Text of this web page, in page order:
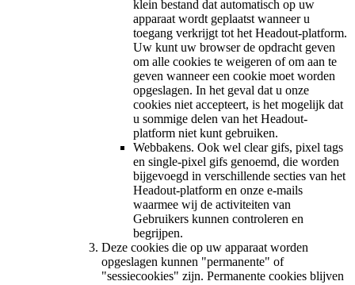
klein bestand dat automatisch op uw
apparaat wordt geplaatst wanneer u
toegang verkrijgt tot het Headout-platform.
Uw kunt uw browser de opdracht geven
om alle cookies te weigeren of om aan te
geven wanneer een cookie moet worden
opgeslagen. In het geval dat u onze
cookies niet accepteert, is het mogelijk dat
u sommige delen van het Headout-
platform niet kunt gebruiken.
Webbakens. Ook wel clear gifs, pixel tags
en single-pixel gifs genoemd, die worden
bijgevoegd in verschillende secties van het
Headout-platform en onze e-mails
waarmee wij de activiteiten van
Gebruikers kunnen controleren en
begrijpen.
Deze cookies die op uw apparaat worden
opgeslagen kunnen "permanente" of
"sessiecookies" zijn. Permanente cookies blijven